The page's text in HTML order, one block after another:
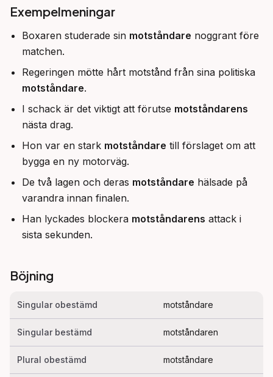
Exempelmeningar
Boxaren studerade sin motståndare noggrant före
matchen.
Regeringen mötte hårt motstånd från sina politiska
motståndare.
I schack är det viktigt att förutse motståndarens
nästa drag.
Hon var en stark motståndare till förslaget om att
bygga en ny motorväg.
De två lagen och deras motståndare hälsade på
varandra innan finalen.
Han lyckades blockera motståndarens attack i
sista sekunden.
Böjning
Singular obestämd motståndare
Singular bestämd motståndaren
Plural obestämd motståndare